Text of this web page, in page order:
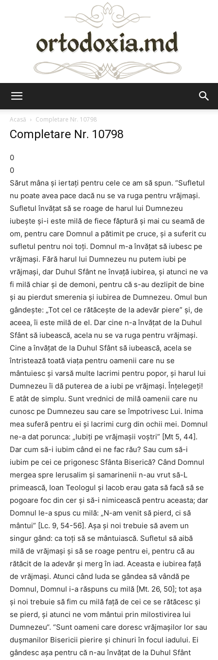
Acasă
Completare Nr. 10798
Completare Nr. 10798
0
0
Sărut mâna şi iertaţi pentru cele ce am să spun. “Sufletul
nu poate avea pace dacă nu se va ruga pentru vrăjmaşi.
Sufletul învăţat să se roage de harul lui Dumnezeu
iubeşte şi-i este milă de fiece făptură şi mai cu seamă de
om, pentru care Domnul a pătimit pe cruce, şi a suferit cu
sufletul pentru noi toţi. Domnul m-a învăţat să iubesc pe
vrăjmaşi. Fără harul lui Dumnezeu nu putem iubi pe
vrăjmaşi, dar Duhul Sfânt ne învaţă iubirea, şi atunci ne va
fi milă chiar şi de demoni, pentru că s-au dezlipit de bine
şi au pierdut smerenia şi iubirea de Dumnezeu. Omul bun
gândeşte: „Tot cel ce rătăceşte de la adevăr piere” şi, de
aceea, îi este milă de el. Dar cine n-a învăţat de la Duhul
Sfânt să iubească, acela nu se va ruga pentru vrăjmaşi.
Cine a învăţat de la Duhul Sfânt să iubească, acela se
întristează toată viaţa pentru oamenii care nu se
mântuiesc şi varsă multe lacrimi pentru popor, şi harul lui
Dumnezeu îi dă puterea de a iubi pe vrăjmaşi. Înţelegeţi!
E atât de simplu. Sunt vrednici de milă oamenii care nu
cunosc pe Dumnezeu sau care se împotrivesc Lui. Inima
mea suferă pentru ei şi lacrimi curg din ochii mei. Domnul
ne-a dat porunca: „Iubiţi pe vrăjmaşii voştri” [Mt 5, 44].
Dar cum să-i iubim când ei ne fac rău? Sau cum să-i
iubim pe cei ce prigonesc Sfânta Biserică? Când Domnul
mergea spre Ierusalim şi samarinenii n-au vrut să-L
primească, Ioan Teologul şi Iacob erau gata să facă să se
pogoare foc din cer şi să-i nimicească pentru aceasta; dar
Domnul le-a spus cu milă: „N-am venit să pierd, ci să
mântui” [Lc. 9, 54-56]. Aşa şi noi trebuie să avem un
singur gând: ca toţi să se mântuiască. Sufletul să aibă
milă de vrăjmaşi şi să se roage pentru ei, pentru că au
rătăcit de la adevăr şi merg în iad. Aceasta e iubirea faţă
de vrăjmaşi. Atunci când Iuda se gândea să vândă pe
Domnul, Domnul i-a răspuns cu milă [Mt. 26, 50]; tot aşa
şi noi trebuie să fim cu milă faţă de cei ce se rătăcesc şi
se pierd, şi atunci ne vom mântui prin milostivirea lui
Dumnezeu“. “Sunt oameni care doresc vrăjmaşilor lor sau
duşmanilor Bisericii pierire şi chinuri în focul iadului. Ei
gândesc aşa pentru că n-au învăţat de la Duhul Sfânt